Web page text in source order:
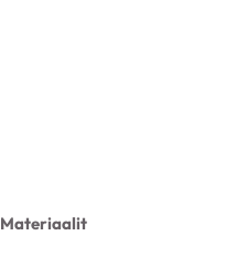
Materiaalit